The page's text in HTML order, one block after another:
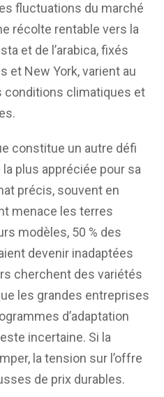
fluctuations du marché
récolte rentable vers la
et de l’arabica, fixés
et New York, varient au
conditions climatiques et
constitue un autre défi
la plus appréciée pour sa
précis, souvent en
menace les terres
modèles, 50 % des
devenir inadaptées
cherchent des variétés
les grandes entreprises
d’adaptation
incertaine. Si la
la tension sur l’offre
de prix durables.